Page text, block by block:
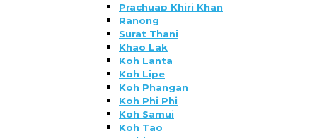
Prachuap Khiri Khan
Ranong
Surat Thani
Khao Lak
Koh Lanta
Koh Lipe
Koh Phangan
Koh Phi Phi
Koh Samui
Koh Tao